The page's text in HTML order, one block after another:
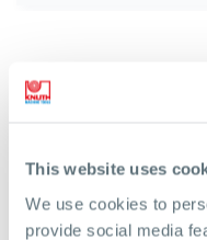
This website uses
We use cookies to
provide social media